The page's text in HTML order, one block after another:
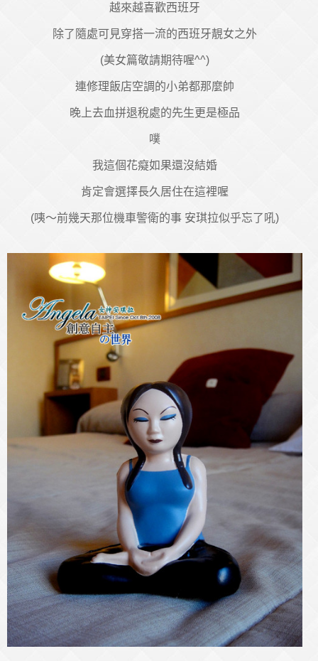
越來越喜歡西班牙
除了隨處可見穿搭一流的西班牙靚女之外
(美女篇敬請期待喔^^)
連修理飯店空調的小弟都那麼帥
晚上去血拼退稅處的先生更是極品
噗
我這個花癡如果還沒結婚
肯定會選擇長久居住在這裡喔
(咦～前幾天那位機車警衛的事 安琪拉似乎忘了吼)